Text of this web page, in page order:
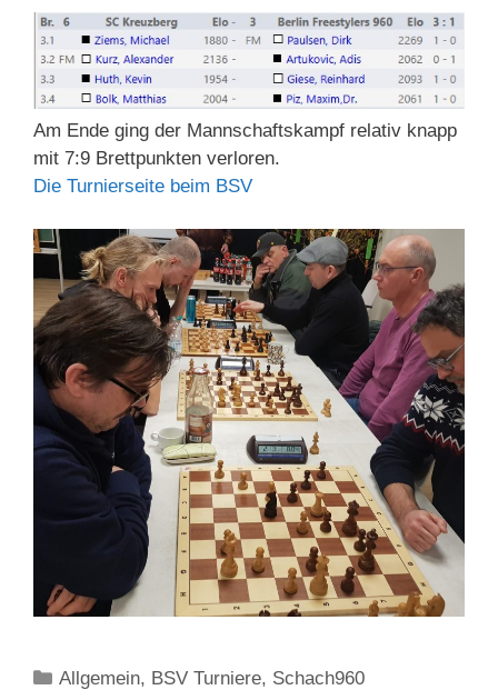
Am Ende ging der Mannschaftskampf relativ knapp
mit 7:9 Brettpunkten verloren.
Die Turnierseite beim BSV
Kategorien
Allgemein, BSV Turniere, Schach960